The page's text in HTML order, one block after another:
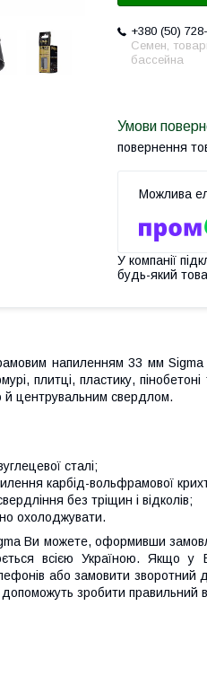
+380 (50)
Семен,
бассейна
повернення
У компанії
будь-який
напиленням 33 мм Sigma
плитці, пластику,
й центрувальним свердлом.
сталі;
карбід-вольфрамової
без тріщин і відколів;
охолоджувати.
Ви можете, оформивши
всією Україною. Якщо
або замовити зворотний
зробити правильний